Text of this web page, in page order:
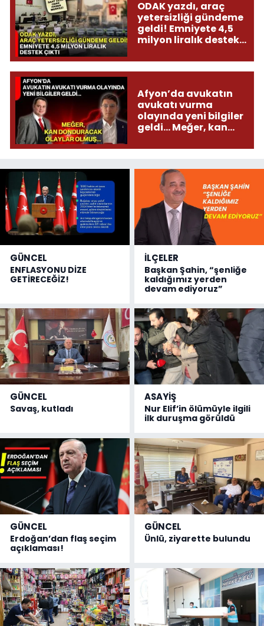
ODAK yazdı, araç
yetersizliği gündeme
geldi! Emniyete 4,5
milyon liralık destek
Afyon’da avukatın
avukatı vurma
olayında yeni bilgiler
geldi... Meğer, kan
olmuş...
GÜNCEL
ENFLASYONU DİZE
GETİRECEĞİZ!
İLÇELER
Başkan Şahin, “şenliğe
kaldığımız yerden
devam ediyoruz”
GÜNCEL
Savaş, kutladı
ASAYİŞ
Nur Elif’in ölümüyle ilgili
ilk duruşma görüldü
GÜNCEL
Erdoğan’dan flaş seçim
açıklaması!
GÜNCEL
Ünlü, ziyarette bulundu